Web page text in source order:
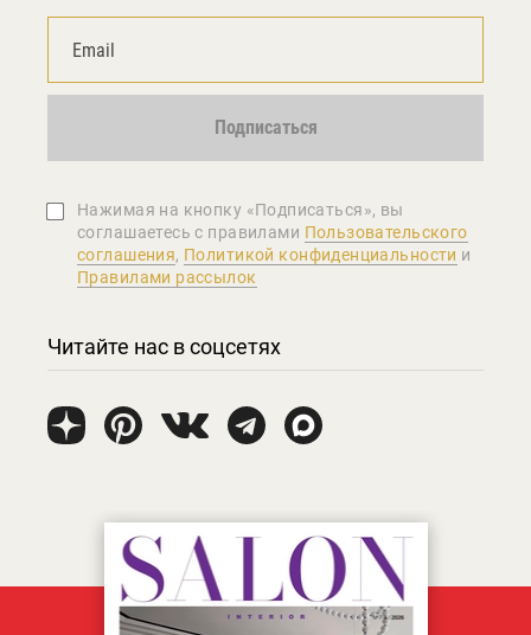
Подписаться
Нажимая на кнопку «Подписаться», вы
соглашаетеcь с правилами Пользовательского
соглашения, Политикой конфиденциальности и
Правилами рассылок
Читайте нас в соцсетях